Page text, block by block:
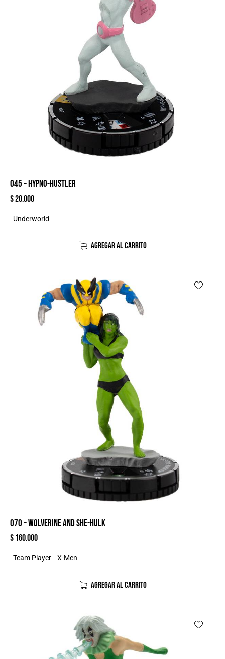
045 – HYPNO-HUSTLER
$20.000
Underworld
AGREGAR AL CARRITO
070 – WOLVERINE AND SHE-HULK
$160.000
Team Player X-Men
AGREGAR AL CARRITO